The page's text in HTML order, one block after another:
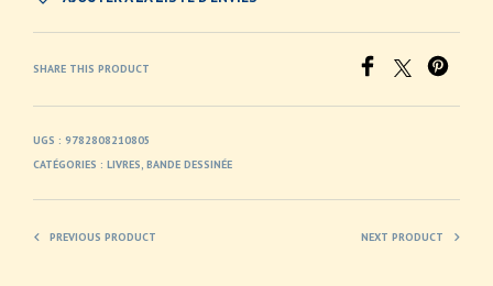
SHARE THIS PRODUCT
UGS : 9782808210805
CATÉGORIES : LIVRES, BANDE DESSINÉE
PREVIOUS PRODUCT NEXT PRODUCT